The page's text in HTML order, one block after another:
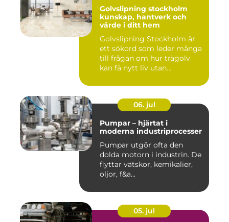
Golvslipning stockholm
kunskap, hantverk och
värde i ditt hem
Golvslipning Stockholm är
ett sökord som leder många
till frågan om hur trägolv
kan få nytt liv utan...
06. jul
Pumpar – hjärtat i
moderna industriprocesser
Pumpar utgör ofta den
dolda motorn i industrin. De
flyttar vätskor, kemikalier,
oljor, f&a...
05. jul